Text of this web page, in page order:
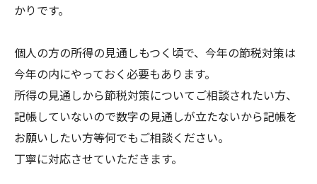
かりです。
個人の方の所得の見通しもつく頃で、今年の節税対策は
今年の内にやっておく必要もあります。
所得の見通しから節税対策についてご相談されたい方、
記帳していないので数字の見通しが立たないから記帳を
お願いしたい方等何でもご相談ください。
丁寧に対応させていただきます。